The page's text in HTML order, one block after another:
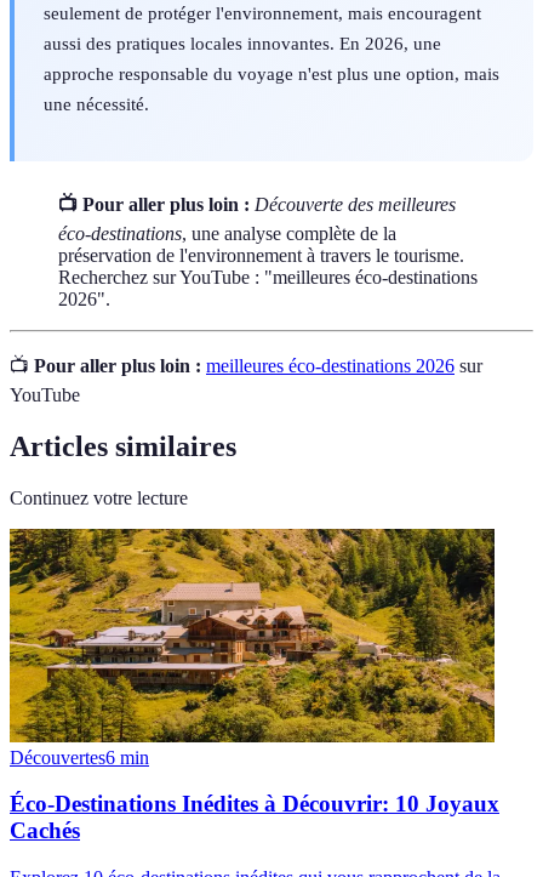
seulement de protéger l'environnement, mais encouragent
aussi des pratiques locales innovantes. En 2026, une
approche responsable du voyage n'est plus une option, mais
une nécessité.
📺 Pour aller plus loin : Découverte des meilleures
éco-destinations, une analyse complète de la
préservation de l'environnement à travers le tourisme.
Recherchez sur YouTube : "meilleures éco-destinations
2026".
📺 Pour aller plus loin : meilleures éco-destinations 2026 sur
YouTube
Articles similaires
Continuez votre lecture
Découvertes6 min
Éco-Destinations Inédites à Découvrir: 10 Joyaux
Cachés